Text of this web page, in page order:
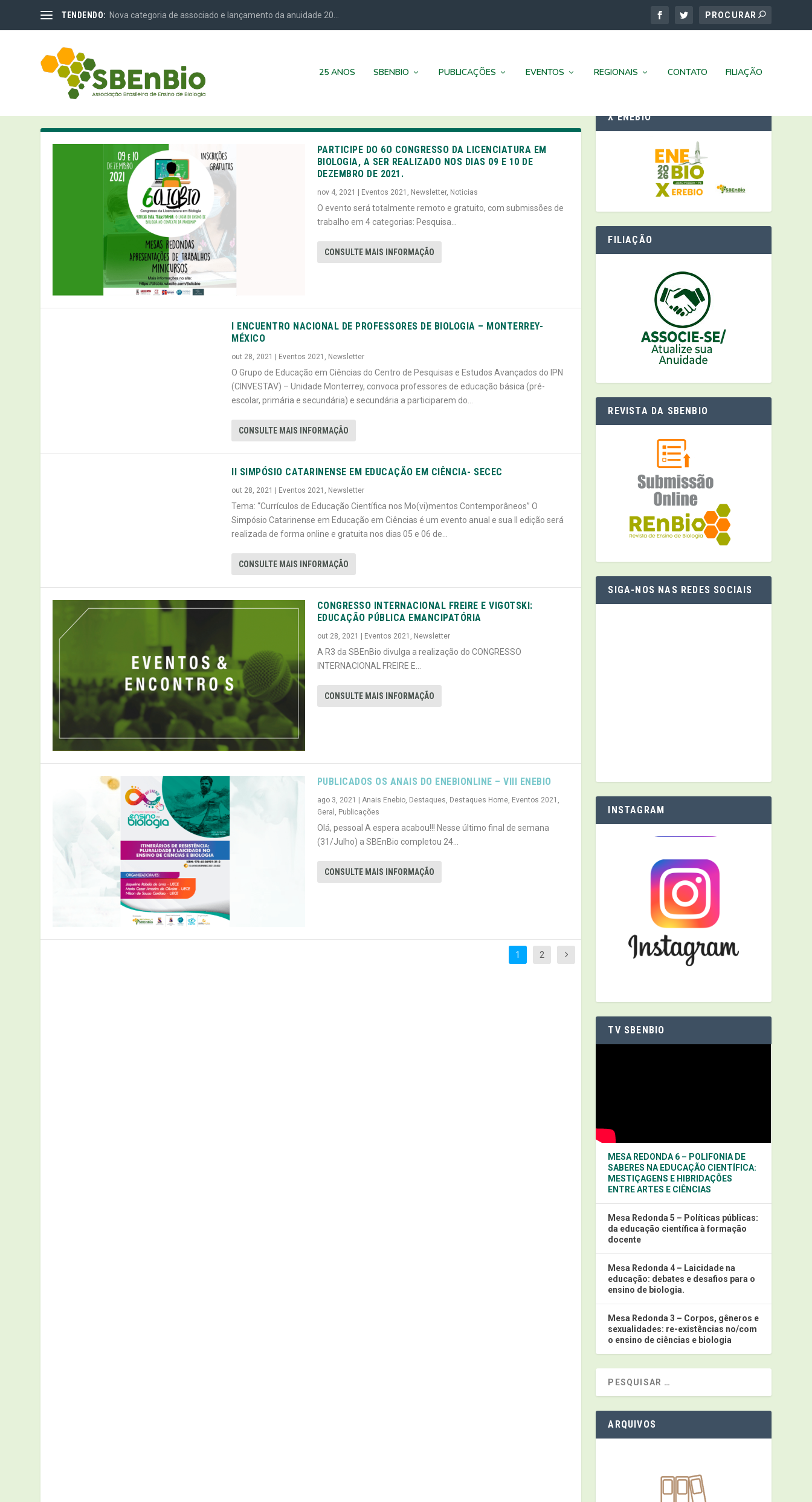
TENDENDO: Nova categoria de associado e lançamento da anuidade 20...
25 ANOS SBENBIO PUBLICAÇÕES EVENTOS REGIONAIS CONTATO FILIAÇÃO
PARTICIPE DO 6O CONGRESSO DA LICENCIATURA EM
BIOLOGIA, A SER REALIZADO NOS DIAS 09 E 10 DE
DEZEMBRO DE 2021.
nov 4, 2021 Eventos 2021 , Newsletter, Noticias
O evento será totalmente remoto e gratuito, com submissões de
trabalho em 4 categorias: Pesquisa...
CONSULTE MAIS INFORMAÇÃO
I ENCUENTRO NACIONAL DE PROFESSORES DE BIOLOGIA – MONTERREY-
MÉXICO
out 28, 2021 | Eventos 2021 Newsletter
O Grupo de Educação em Ciências do Centro de Pesquisas e Estudos Avançados do IPN
(CINVESTAV) – Unidade Monterrey, convoca professores de educação básica (pré-
escolar, primária e secundária) e secundária a participarem do...
CONSULTE MAIS INFORMAÇÃO
II SIMPÓSIO CATARINENSE EM EDUCAÇÃO EM CIÊNCIA- SECEC
out 28, 2021 | Eventos 2021 Newsletter
Tema: “Currículos de Educação Científica nos Mo(vi)mentos Contemporâneos” O
Simpósio Catarinense em Educação em Ciências é um evento anual e sua II edição será
realizada de forma online e gratuita nos dias 05 e 06 de...
CONSULTE MAIS INFORMAÇÃO
CONGRESSO INTERNACIONAL FREIRE E VIGOTSKI:
EDUCAÇÃO PÚBLICA EMANCIPATÓRIA
out 28, 2021 | Eventos 2021 Newsletter
A R3 da SBEnBio divulga a realização do CONGRESSO
INTERNACIONAL FREIRE E...
CONSULTE MAIS INFORMAÇÃO
PUBLICADOS OS ANAIS DO ENEBIONLINE – VIII ENEBIO
ago 3, 2021 Anais Enebio, Destaques, Destaques Home, Eventos 2021 ,
Geral , Publicações
Olá, pessoal A espera acabou!!! Nesse último final de semana
(31/Julho) a SBEnBio completou 24...
CONSULTE MAIS INFORMAÇÃO
1 2
X ENEBIO
FILIAÇÃO
REVISTA DA SBENBIO
SIGA-NOS NAS REDES SOCIAIS
INSTAGRAM
TV SBENBIO
MESA REDONDA 6 – POLIFONIA DE
SABERES NA EDUCAÇÃO CIENTÍFICA:
MESTIÇAGENS E HIBRIDAÇÕES
ENTRE ARTES E CIÊNCIAS
Mesa Redonda 5 – Políticas públicas:
da educação científica à formação
docente
Mesa Redonda 4 – Laicidade na
educação: debates e desafios para o
ensino de biologia.
Mesa Redonda 3 – Corpos, gêneros e
sexualidades: re-existências no/com
o ensino de ciências e biologia
ARQUIVOS